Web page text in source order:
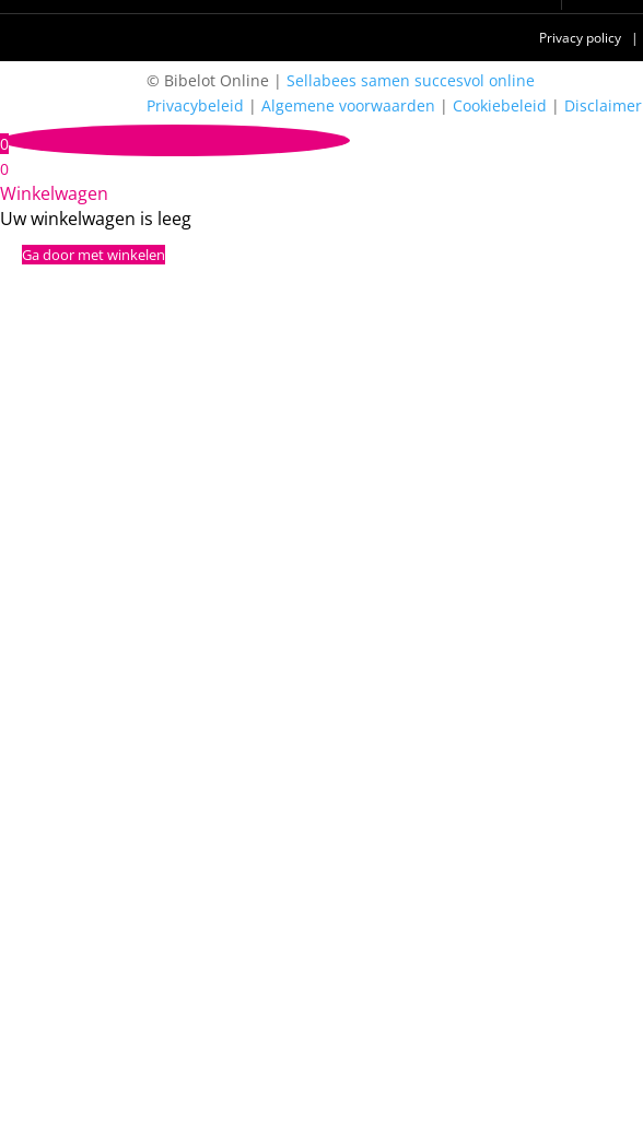
Privacy policy |
© Bibelot Online |Sellabees samen succesvol online
Privacybeleid |Algemene voorwaarden | Cookiebeleid | Disclaimer
0
0
Winkelwagen
Uw winkelwagen is leeg
Ga door met winkelen